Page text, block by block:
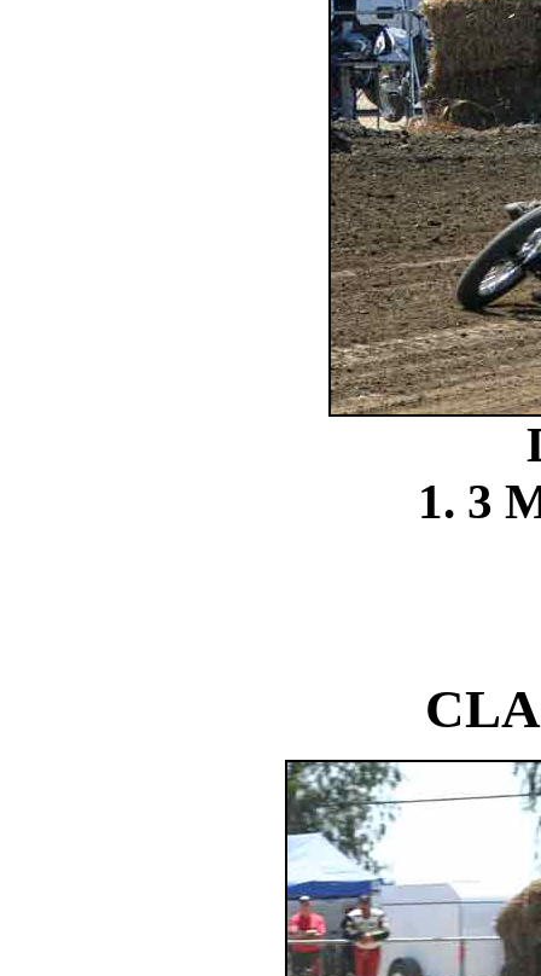
1. 3